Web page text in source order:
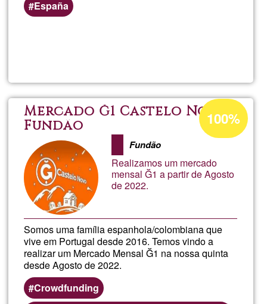
España
Mercado Ğ1 Castelo Novo
Fundão
Fundão
Realizamos um mercado
mensal Ğ1 a partir de Agosto
de 2022.
Somos uma família espanhola/colombiana que
vive em Portugal desde 2016. Temos vindo a
realizar um Mercado Mensal Ğ1 na nossa quinta
desde Agosto de 2022.
Crowdfunding
Acceptance
percentage
Ğ1
100%